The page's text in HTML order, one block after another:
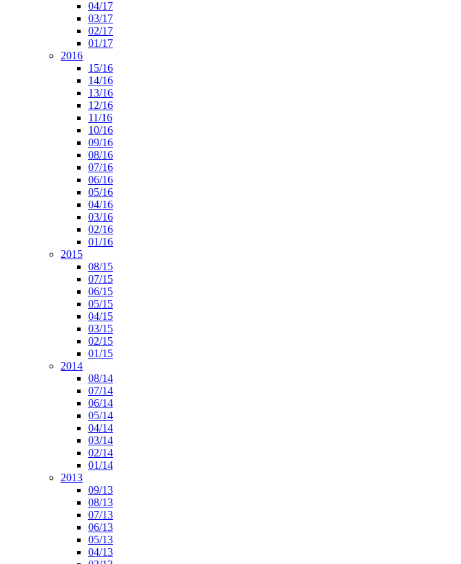
04/17
03/17
02/17
01/17
2016
15/16
14/16
13/16
12/16
11/16
10/16
09/16
08/16
07/16
06/16
05/16
04/16
03/16
02/16
01/16
2015
08/15
07/15
06/15
05/15
04/15
03/15
02/15
01/15
2014
08/14
07/14
06/14
05/14
04/14
03/14
02/14
01/14
2013
09/13
08/13
07/13
06/13
05/13
04/13